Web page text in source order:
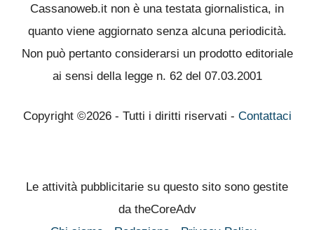
Cassanoweb.it non è una testata giornalistica, in
quanto viene aggiornato senza alcuna periodicità.
Non può pertanto considerarsi un prodotto editoriale
ai sensi della legge n. 62 del 07.03.2001
Copyright ©2026 - Tutti i diritti riservati - Contattaci
Le attività pubblicitarie su questo sito sono gestite
da theCoreAdv